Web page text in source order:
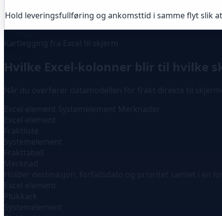
Hold leveringsfullføring og ankomsttid i samme flyt slik
Kartlegging fra Excel til skjerm